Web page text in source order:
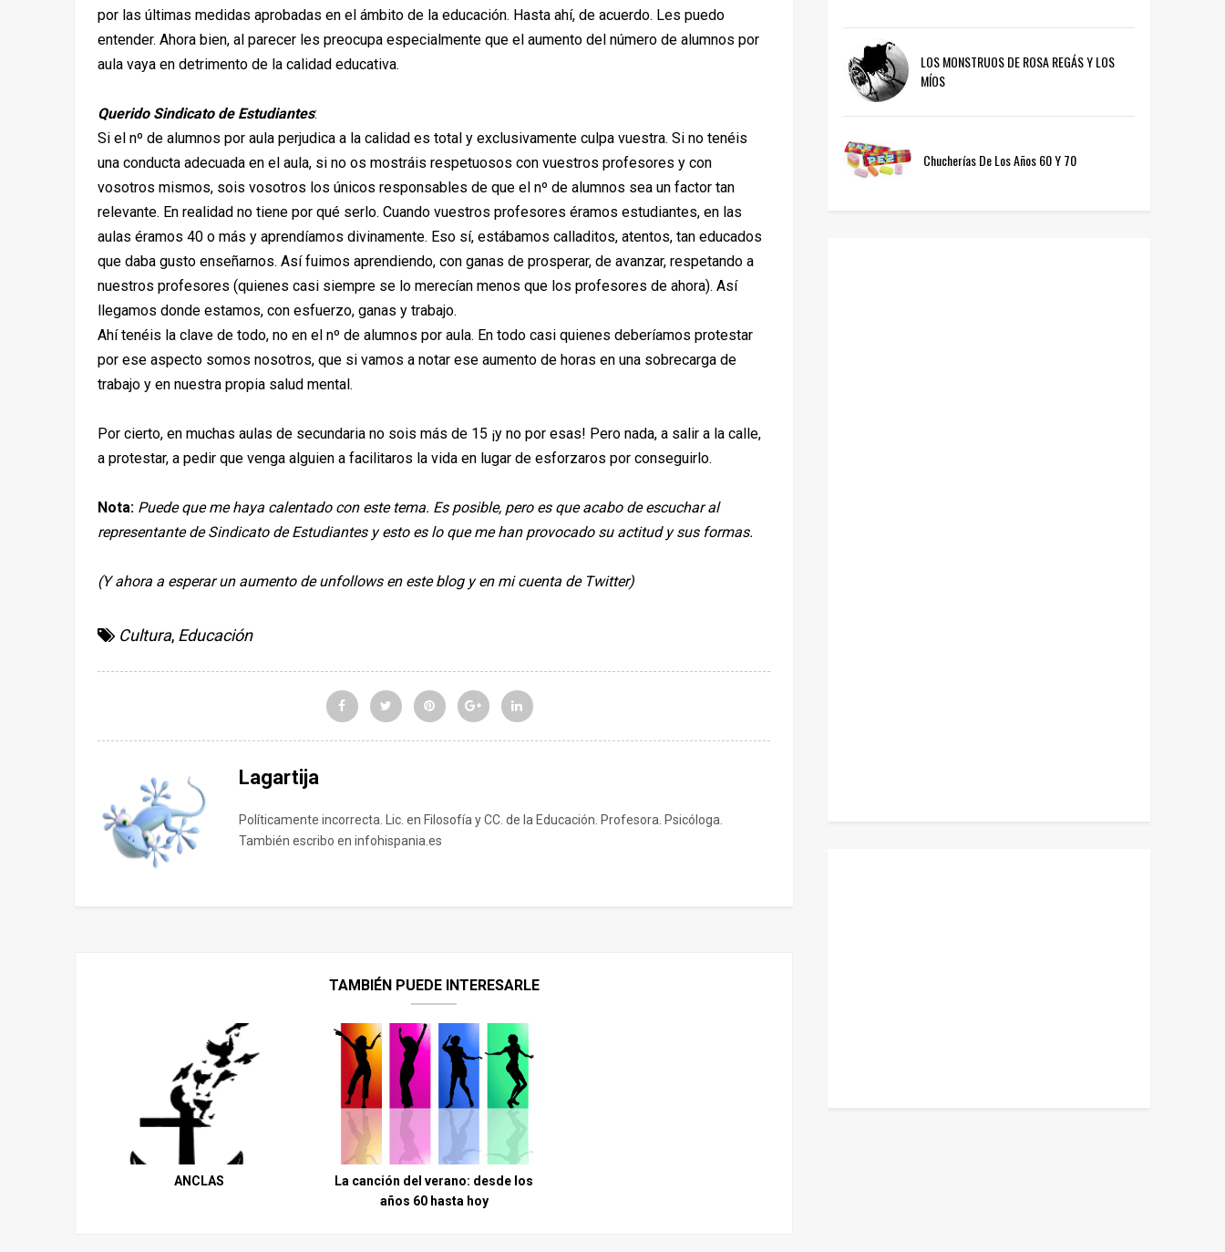
por las últimas medidas aprobadas en el ámbito de la educación. Hasta ahí, de acuerdo. Les puedo
entender. Ahora bien, al parecer les preocupa especialmente que el aumento del número de alumnos por
aula vaya en detrimento de la calidad educativa.
Querido Sindicato de Estudiantes:
Si el nº de alumnos por aula perjudica a la calidad es total y exclusivamente culpa vuestra. Si no tenéis
una conducta adecuada en el aula, si no os mostráis respetuosos con vuestros profesores y con
vosotros mismos, sois vosotros los únicos responsables de que el nº de alumnos sea un factor tan
relevante. En realidad no tiene por qué serlo. Cuando vuestros profesores éramos estudiantes, en las
aulas éramos 40 o más y aprendíamos divinamente. Eso sí, estábamos calladitos, atentos, tan educados
que daba gusto enseñarnos. Así fuimos aprendiendo, con ganas de prosperar, de avanzar, respetando a
nuestros profesores (quienes casi siempre se lo merecían menos que los profesores de ahora). Así
llegamos donde estamos, con esfuerzo, ganas y trabajo.
Ahí tenéis la clave de todo, no en el nº de alumnos por aula. En todo casi quienes deberíamos protestar
por ese aspecto somos nosotros, que si vamos a notar ese aumento de horas en una sobrecarga de
trabajo y en nuestra propia salud mental.
Por cierto, en muchas aulas de secundaria no sois más de 15 ¡y no por esas! Pero nada, a salir a la calle,
a protestar, a pedir que venga alguien a facilitaros la vida en lugar de esforzaros por conseguirlo.
Nota: Puede que me haya calentado con este tema. Es posible, pero es que acabo de escuchar al
representante de Sindicato de Estudiantes y esto es lo que me han provocado su actitud y sus formas.
(Y ahora a esperar un aumento de unfollows en este blog y en mi cuenta de Twitter)
Cultura, Educación
Lagartija
Políticamente incorrecta. Lic. en Filosofía y CC. de la Educación. Profesora. Psicóloga.
También escribo en infohispania.es
TAMBIÉN PUEDE INTERESARLE
ANCLAS
La canción del verano: desde los
años 60 hasta hoy
LOS MONSTRUOS DE ROSA REGÁS Y LOS
MÍOS
Chucherías De Los Años 60 Y 70